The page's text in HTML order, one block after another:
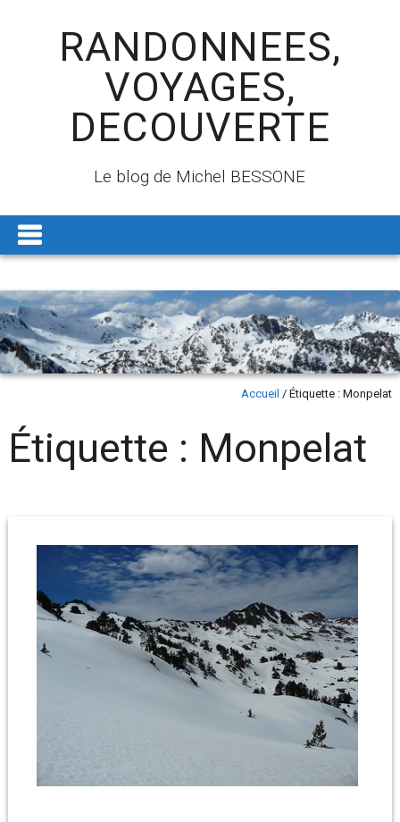
RANDONNEES,
VOYAGES,
DECOUVERTE
Le blog de Michel BESSONE
Accueil /Étiquette :Monpelat
Étiquette : Monpelat